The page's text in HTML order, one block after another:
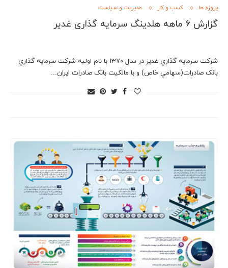
پروژه ها کسب و کار مدیریت و سیاست
گزارش ۶ ماهه هلدینگ سرمایه گذاری غدیر
شرکت سرمايه گذاري غدير در سال 1370 با نام اوليه شرکت سرمايه گذاري
بانک صادرات(سهامي خاص) و با مالکيت بانک صادرات ايران…